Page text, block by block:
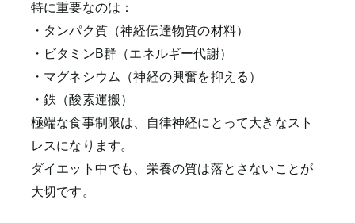
特に重要なのは：
・タンパク質（神経伝達物質の材料）
・ビタミンB群（エネルギー代謝）
・マグネシウム（神経の興奮を抑える）
・鉄（酸素運搬）
極端な食事制限は、自律神経にとって大きなスト
レスになります。
ダイエット中でも、栄養の質は落とさないことが
大切です。